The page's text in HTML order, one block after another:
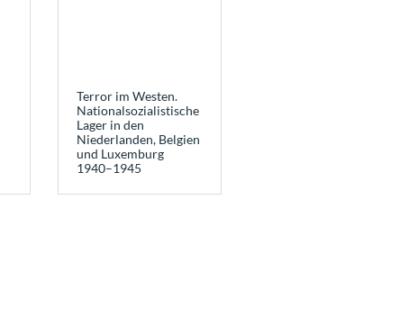
Terror im Westen.
Nationalsozialistische
Lager in den
Niederlanden, Belgien
und Luxemburg
1940–1945